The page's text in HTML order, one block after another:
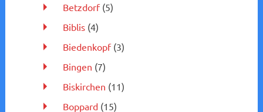
Betzdorf(5)
Biblis(4)
Biedenkopf(3)
Bingen (7)
Biskirchen (11)
Boppard(15)